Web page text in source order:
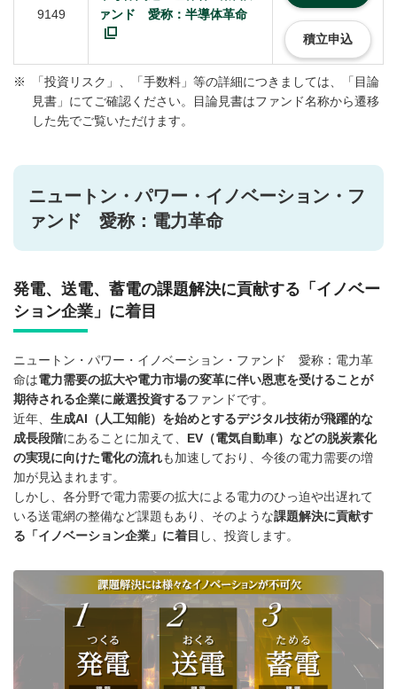
9149
ァンド 愛称：半導体革命
積立申込
※
「投資リスク」、「手数料」等の詳細につきましては、「目論
見書」にてご確認ください。目論見書はファンド名称から遷移
した先でご覧いただけます。
ニュートン・パワー・イノベーション・フ
ァンド 愛称：電力革命
発電、送電、蓄電の課題解決に貢献する「イノベー
ション企業」に着目
ニュートン・パワー・イノベーション・ファンド 愛称：電力革
命は電力需要の拡大や電力市場の変革に伴い恩恵を受けることが
期待される企業に厳選投資するファンドです。
近年、 生成AI（人工知能）を始めとするデジタル技術が飛躍的な
成長段階にあることに加えて、 EV（電気自動車）などの脱炭素化
の実現に向けた電化の流れも加速しており、今後の電力需要の増
加が見込まれます。
しかし、各分野で電力需要の拡大による電力のひっ迫や出遅れて
いる送電網の整備など課題もあり、そのような課題解決に貢献す
る「イノベーション企業」に着目 し、投資します。